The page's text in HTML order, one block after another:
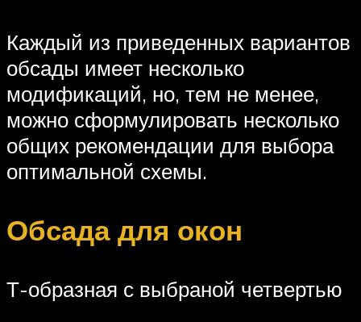
Каждый из приведенных вариантов
обсады имеет несколько
модификаций, но, тем не менее,
можно сформулировать несколько
общих рекомендации для выбора
оптимальной схемы.
Обсада для окон
Т-образная с выбраной четвертью